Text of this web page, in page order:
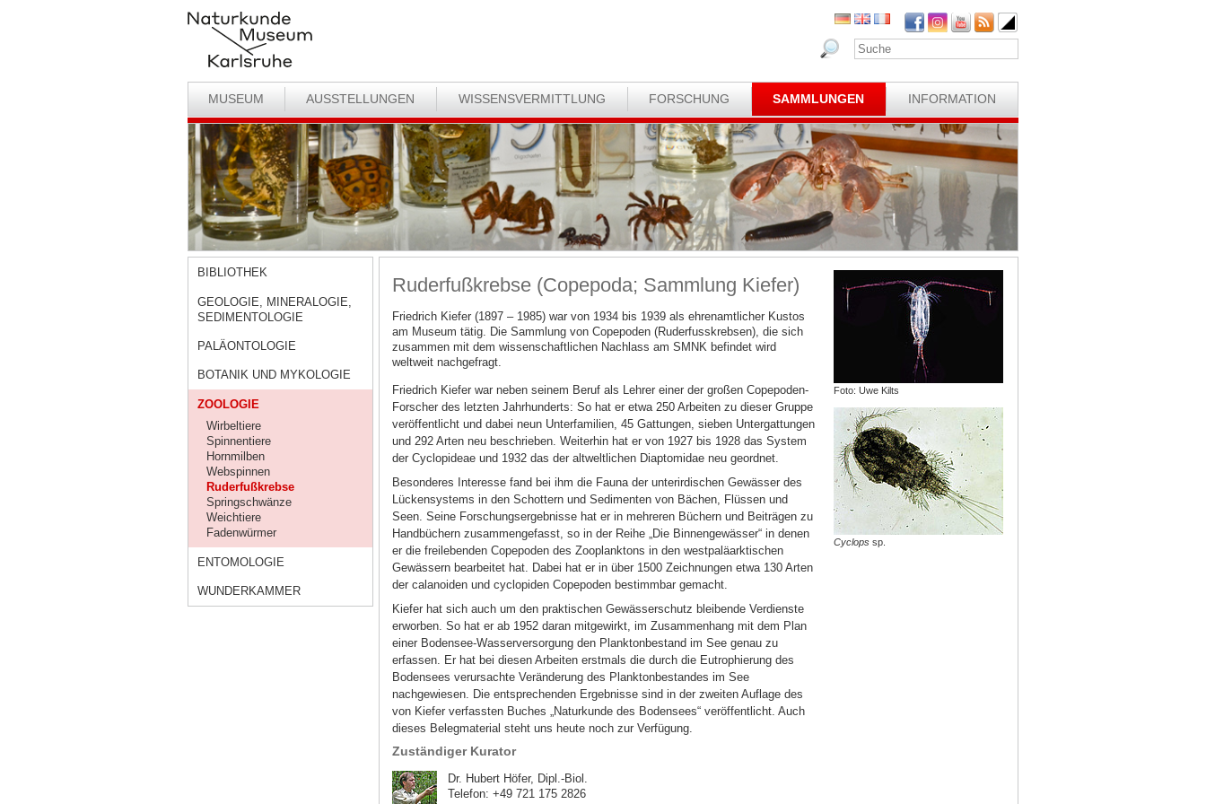
MUSEUM AUSSTELLUNGEN WISSENSVERMITTLUNG FORSCHUNG SAMMLUNGEN INFORMATION
BIBLIOTHEK
GEOLOGIE, MINERALOGIE,
SEDIMENTOLOGIE
PALÄONTOLOGIE
BOTANIK UND MYKOLOGIE
ZOOLOGIE
Wirbeltiere
Spinnentiere
Hornmilben
Webspinnen
Ruderfußkrebse
Springschwänze
Weichtiere
Fadenwürmer
ENTOMOLOGIE
WUNDERKAMMER
Ruderfußkrebse (Copepoda; Sammlung Kiefer)
Friedrich Kiefer (1897 – 1985) war von 1934 bis 1939 als ehrenamtlicher Kustos
am Museum tätig. Die Sammlung von Copepoden (Ruderfusskrebsen), die sich
zusammen mit dem wissenschaftlichen Nachlass am SMNK befindet wird
weltweit nachgefragt.
Friedrich Kiefer war neben seinem Beruf als Lehrer einer der großen Copepoden-
Forscher des letzten Jahrhunderts: So hat er etwa 250 Arbeiten zu dieser Gruppe
veröffentlicht und dabei neun Unterfamilien, 45 Gattungen, sieben Untergattungen
und 292 Arten neu beschrieben. Weiterhin hat er von 1927 bis 1928 das System
der Cyclopideae und 1932 das der altweltlichen Diaptomidae neu geordnet.
Besonderes Interesse fand bei ihm die Fauna der unterirdischen Gewässer des
Lückensystems in den Schottern und Sedimenten von Bächen, Flüssen und
Seen. Seine Forschungsergebnisse hat er in mehreren Büchern und Beiträgen zu
Handbüchern zusammengefasst, so in der Reihe „Die Binnengewässer“ in denen
er die freilebenden Copepoden des Zooplanktons in den westpaläarktischen
Gewässern bearbeitet hat. Dabei hat er in über 1500 Zeichnungen etwa 130 Arten
der calanoiden und cyclopiden Copepoden bestimmbar gemacht.
Kiefer hat sich auch um den praktischen Gewässerschutz bleibende Verdienste
erworben. So hat er ab 1952 daran mitgewirkt, im Zusammenhang mit dem Plan
einer Bodensee-Wasserversorgung den Planktonbestand im See genau zu
erfassen. Er hat bei diesen Arbeiten erstmals die durch die Eutrophierung des
Bodensees verursachte Veränderung des Planktonbestandes im See
nachgewiesen. Die entsprechenden Ergebnisse sind in der zweiten Auflage des
von Kiefer verfassten Buches „Naturkunde des Bodensees“ veröffentlicht. Auch
dieses Belegmaterial steht uns heute noch zur Verfügung.
Zuständiger Kurator
Dr. Hubert Höfer, Dipl.-Biol.
Telefon: +49 721 175 2826
Foto: Uwe Kilts
Cyclops sp.